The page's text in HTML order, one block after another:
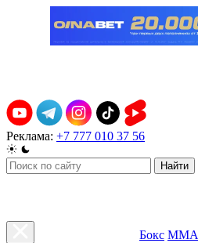
Реклама: +7 777 010 37 56
Найти
Бокс ММА